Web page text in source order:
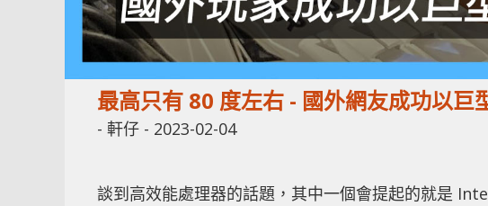
最高只有 80 度左右 - 國外網友成功以
- 軒仔 - 2023-02-04
談到高效能處理器的話題，其中一個會提起的就是